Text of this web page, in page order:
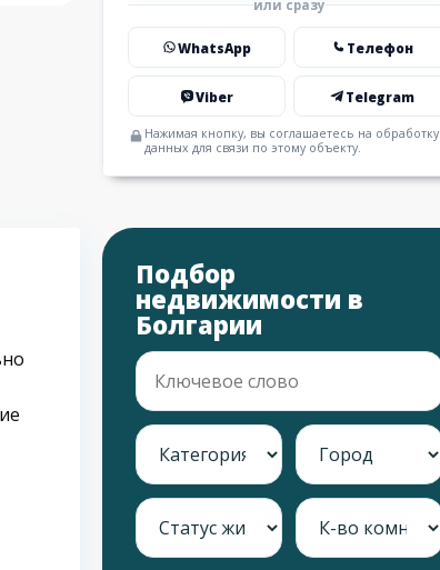
или сразу
WhatsApp Телефон
Viber Telegram
Нажимая кнопку, вы соглашаетесь на обработку
данных для связи по этому объекту.
Подбор
недвижимости в
Болгарии